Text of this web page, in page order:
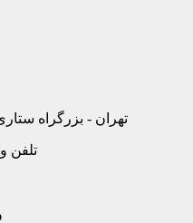
تهران - بزرگراه
تلفن واحد